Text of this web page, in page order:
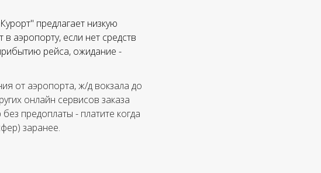
от аэропорта, ж/д вокзала до
онлайн сервисов заказа
предоплаты - платите когда
заранее.
предлагает низкую
аэропорту, если нет средств
рейса, ожидание -